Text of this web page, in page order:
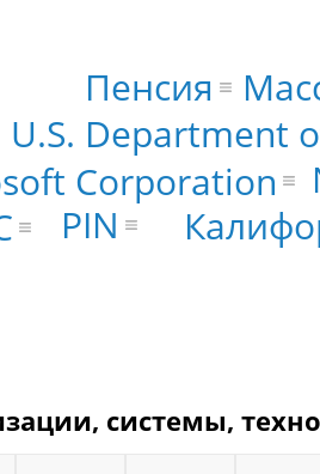
Corporation
U.S. Department
PIN
Пенсия
системы,